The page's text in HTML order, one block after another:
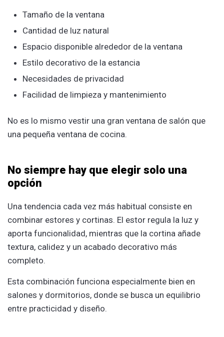
Tamaño de la ventana
Cantidad de luz natural
Espacio disponible alrededor de la ventana
Estilo decorativo de la estancia
Necesidades de privacidad
Facilidad de limpieza y mantenimiento
No es lo mismo vestir una gran ventana de salón que
una pequeña ventana de cocina.
No siempre hay que elegir solo una
opción
Una tendencia cada vez más habitual consiste en
combinar estores y cortinas. El estor regula la luz y
aporta funcionalidad, mientras que la cortina añade
textura, calidez y un acabado decorativo más
completo.
Esta combinación funciona especialmente bien en
salones y dormitorios, donde se busca un equilibrio
entre practicidad y diseño.